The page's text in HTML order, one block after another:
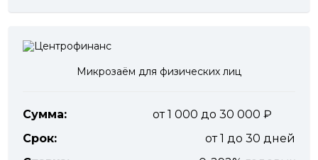
Микрозаём для физических лиц
Сумма:
от 1 000 до 30 000
Срок:
от 1 до 30 дней